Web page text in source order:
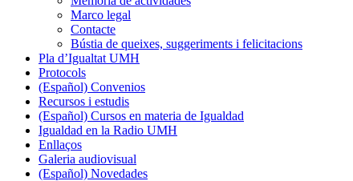
Marco legal
Contacte
Bústia de queixes, suggeriments i felicitacions
Pla d’Igualtat UMH
Protocols
(Español) Convenios
Recursos i estudis
(Español) Cursos en materia de Igualdad
Igualdad en la Radio UMH
Enllaços
Galeria audiovisual
(Español) Novedades